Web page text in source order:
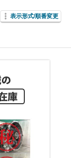
表示形式/順番変更